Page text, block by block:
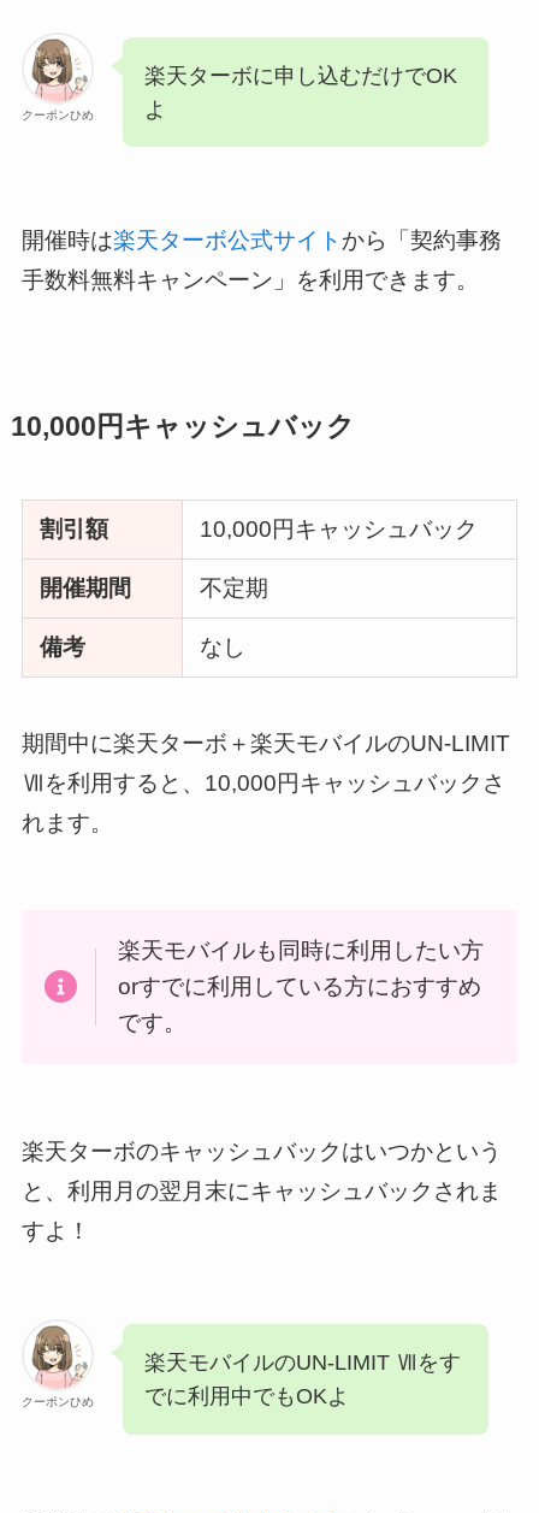
クーポンひめ
楽天ターボに申し込むだけでOK
よ
開催時は楽天ターボ公式サイト から「契約事務
手数料無料キャンペーン」を利用できます。
10,000円キャッシュバック
割引額 10,000円キャッシュバック
開催期間 不定期
備考 なし
期間中に楽天ターボ＋楽天モバイルのUN-LIMIT
Ⅶを利用すると、10,000円キャッシュバックさ
れます。
楽天モバイルも同時に利用したい方
orすでに利用している方におすすめ
です。
楽天ターボのキャッシュバックはいつかという
と、利用月の翌月末にキャッシュバックされま
すよ！
クーポンひめ
楽天モバイルのUN-LIMIT Ⅶをす
でに利用中でもOKよ